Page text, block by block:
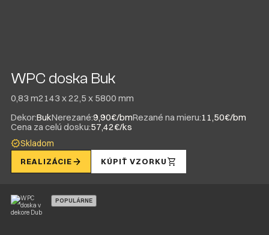
WPC doska Buk
0,83 m2143 x 22,5 x 5800 mm
Dekor:BukNerezané:9,90€/bmRezané na mieru:11,50€/bm
Cena za celú dosku:57,42€/ks
Skladom
REALIZÁCIE KÚPIŤ VZORKU
POPULÁRNE